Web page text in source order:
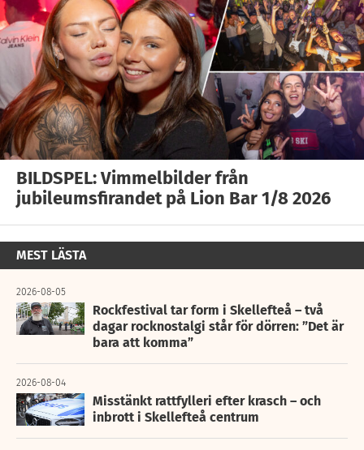
BILDSPEL: Vimmelbilder från
jubileumsfirandet på Lion Bar 1/8 2026
MEST LÄSTA
2026-08-05
Rockfestival tar form i Skellefteå – två
dagar rocknostalgi står för dörren: ”Det är
bara att komma”
2026-08-04
Misstänkt rattfylleri efter krasch – och
inbrott i Skellefteå centrum